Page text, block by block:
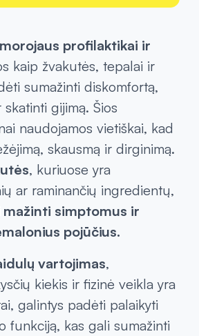
profilaktikai ir
kaip žvakutės, tepalai ir
sumažinti diskomfortą,
gijimą. Šios
naudojamos vietiškai, kad
skausmą ir dirginimą.
, kuriuose yra
ar raminančių ingredientų,
simptomus ir
pojūčius.
vartojimas,
kiekis ir fizinė veikla yra
galintys padėti palaikyti
funkciją, kas gali sumažinti